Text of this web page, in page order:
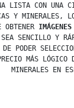
LISTA CON UNA
Y MINERALES,
SENCILLO Y
PODER
MÁS LÓGICO
MINERALES EN